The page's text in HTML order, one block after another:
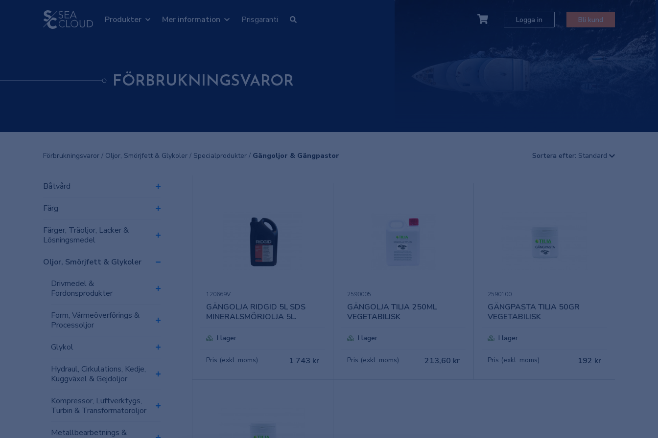
Produkter Mer information Prisgaranti Logga in Bli kund
FÖRBRUKNINGSVAROR
Förbrukningsvaror / Oljor, Smörjfett & Glykoler / Specialprodukter / Gängoljor & Gängpastor Sortera efter: Standard
Båtvård
Färg
Färger, Träoljor, Lacker &
Lösningsmedel
Oljor, Smörjfett & Glykoler
Drivmedel &
Fordonsprodukter
Form­, Värmeöverförings­ &
Processoljor
Glykol
Hydraul­, Cirkulations­, Kedje­,
Kuggväxel­ & Gejdoljor
Kompressor­, Luftverktygs­,
Turbin­ & Transformatoroljor
Metallbearbetnings­ &
120669V
GÄNGOLJA RIDGID 5L SDS
MINERALSMÖRJOLJA 5L.
I lager
Pris (exkl. moms) 1 743 kr
2590005
GÄNGOLJA TILIA 250ML
VEGETABILISK
I lager
Pris (exkl. moms) 213,60 kr
2590100
GÄNGPASTA TILIA 50GR
VEGETABILISK
I lager
Pris (exkl. moms) 192 kr